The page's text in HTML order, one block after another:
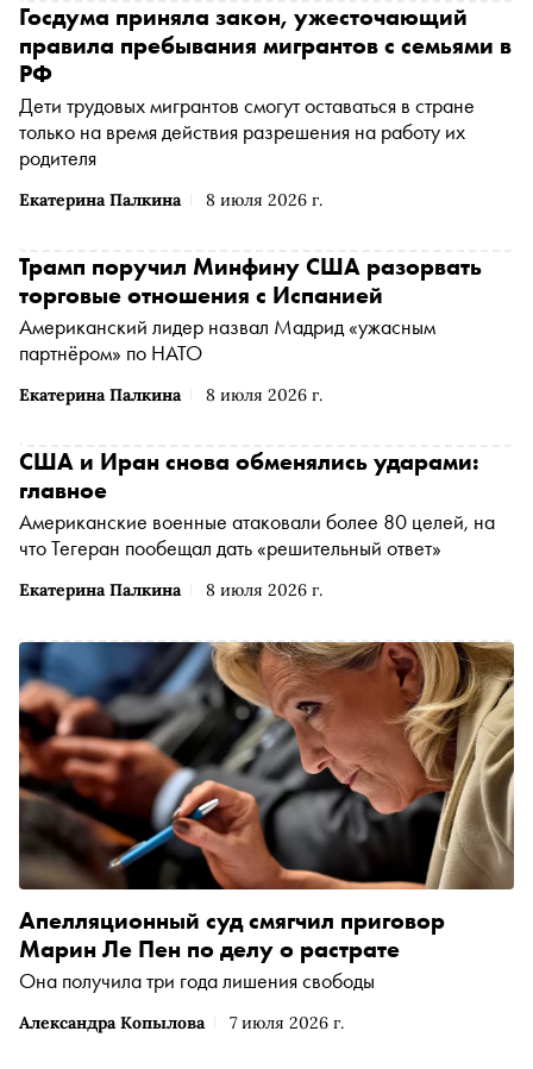
Екатерина Палкина 8 июля 2026 г.
Госдума приняла закон, ужесточающий
правила пребывания мигрантов с семьями в
РФ
Дети трудовых мигрантов смогут оставаться в стране
только на время действия разрешения на работу их
родителя
Екатерина Палкина 8 июля 2026 г.
Трамп поручил Минфину США разорвать
торговые отношения с Испанией
Американский лидер назвал Мадрид «ужасным
партнёром» по НАТО
Екатерина Палкина 8 июля 2026 г.
США и Иран снова обменялись ударами:
главное
Американские военные атаковали более 80 целей, на
что Тегеран пообещал дать «решительный ответ»
Александра Копылова 7 июля 2026 г.
Апелляционный суд смягчил приговор
Марин Ле Пен по делу о растрате
Она получила три года лишения свободы